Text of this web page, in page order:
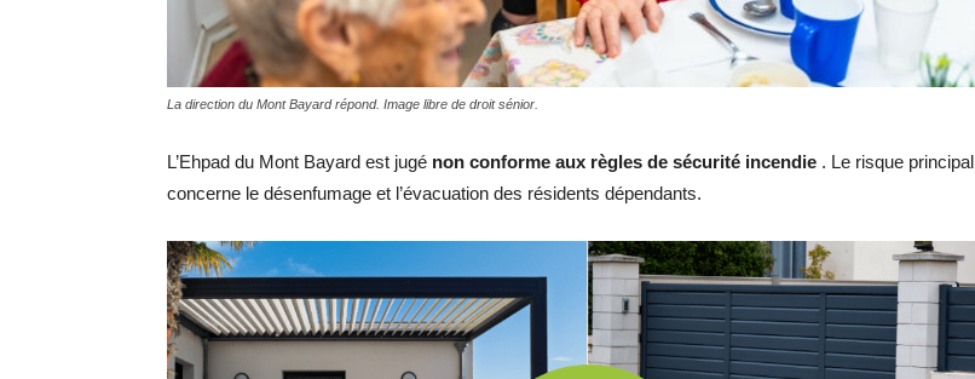
Hebdo39
La direction du Mont Bayard répond. Image libre de droit sénior.
L’Ehpad du Mont Bayard est jugé non conforme aux règles de sécurité incendie . Le risque principal
concerne le désenfumage et l’évacuation des résidents dépendants.